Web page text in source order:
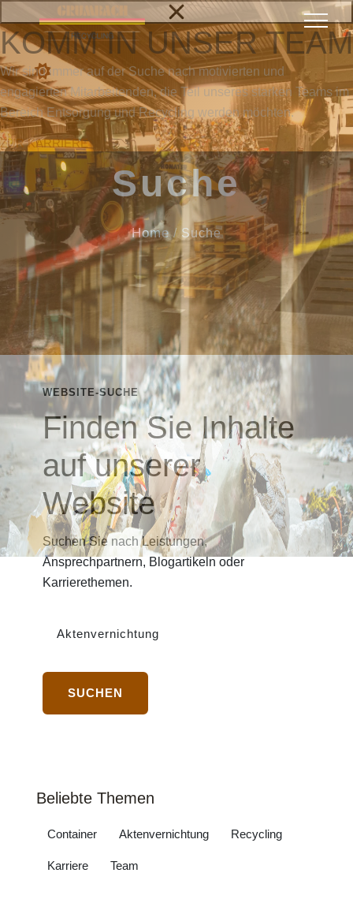
Suche
Home/ Suche
WEBSITE-SUCHE
Finden Sie Inhalte
auf unserer
Website
Suchen Sie nach Leistungen,
Ansprechpartnern, Blogartikeln oder
Karrierethemen.
SUCHEN
Beliebte Themen
Container Aktenvernichtung Recycling
Karriere Team
KOMM IN UNSER TEAM
Wir sind immer auf der Suche nach motivierten und
engagierten Mitarbeitenden, die Teil unseres starken Teams im
Bereich Entsorgung und Recycling werden möchten.
ZUR KARRIERE